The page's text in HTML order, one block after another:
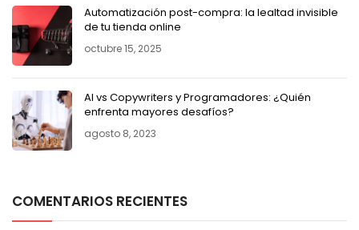
Automatización post-compra: la lealtad invisible
de tu tienda online
octubre 15, 2025
AI vs Copywriters y Programadores: ¿Quién
enfrenta mayores desafíos?
agosto 8, 2023
COMENTARIOS RECIENTES